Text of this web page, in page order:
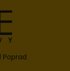
Poprad